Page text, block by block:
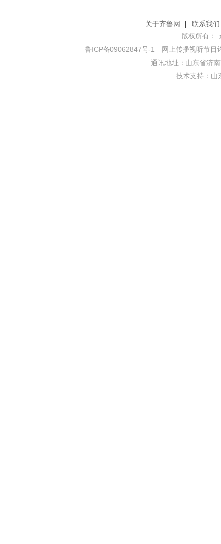
关于齐鲁网 |
联系我们
版权所有：
鲁ICP备09062847号-1
网上传播视听节目
通讯地址：山东省济
技术支持： 山